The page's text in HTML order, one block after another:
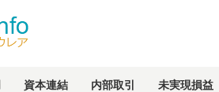
資本連結 内部取引 未実現損益